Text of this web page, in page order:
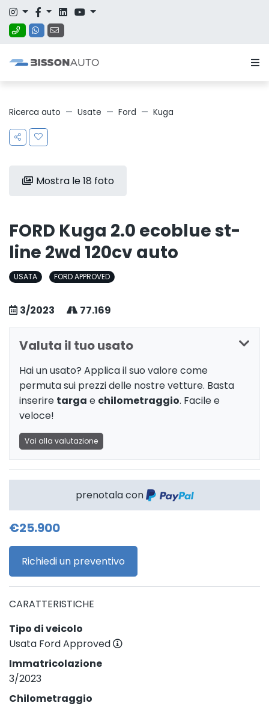
Ricerca auto Usate Ford Kuga
Mostra le 18 foto
FORD Kuga 2.0 ecoblue st-
line 2wd 120cv auto
USATA FORD APPROVED
3/2023 77.169
Valuta il tuo usato
Hai un usato? Applica il suo valore come
permuta sui prezzi delle nostre vetture. Basta
inserire targa e chilometraggio. Facile e
veloce!
Vai alla valutazione
prenotala con
€25.900
Richiedi un preventivo
CARATTERISTICHE
Tipo di veicolo
Usata Ford Approved
Immatricolazione
3/2023
Chilometraggio